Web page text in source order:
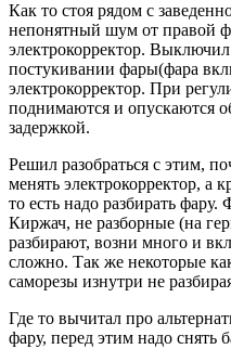
Как то стоя рядом с
непонятный шум от правой
электрокорректор.
постукивании фары(фара
электрокорректор. При
поднимаются и опускаются
задержкой.
Решил разобраться с этим,
менять электрокорректор, а
то есть надо разбирать
Киржач, не разборные (на
разбирают, возни много и
сложно. Так же некоторые
саморезы изнутри не
Где то вычитал про
фару, перед этим надо снять